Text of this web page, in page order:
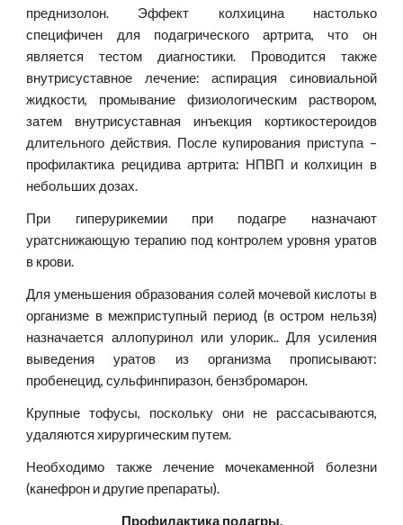
преднизолон. Эффект колхицина настолько
специфичен для подагрического артрита, что он
является тестом диагностики. Проводится также
внутрисуставное лечение: аспирация синовиальной
жидкости, промывание физиологическим раствором,
затем внутрисуставная инъекция кортикостероидов
длительного действия. После купирования приступа –
профилактика рецидива артрита: НПВП и колхицин в
небольших дозах.
При гиперурикемии при подагре назначают
уратснижающую терапию под контролем уровня уратов
в крови.
Для уменьшения образования солей мочевой кислоты в
организме в межприступный период (в остром нельзя)
назначается аллопуринол или улорик.. Для усиления
выведения уратов из организма прописывают:
пробенецид, сульфинпиразон, бензбромарон.
Крупные тофусы, поскольку они не рассасываются,
удаляются хирургическим путем.
Необходимо также лечение мочекаменной болезни
(канефрон и другие препараты).
Профилактика подагры.